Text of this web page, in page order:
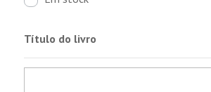
Título do livro